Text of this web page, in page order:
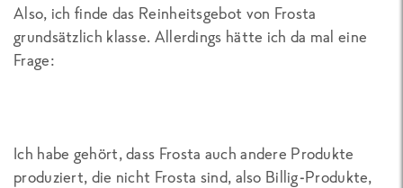
Also, ich finde das Reinheitsgebot von Frosta
grundsätzlich klasse. Allerdings hätte ich da mal eine
Frage:
Ich habe gehört, dass Frosta auch andere Produkte
produziert, die nicht Frosta sind, also Billig-Produkte,